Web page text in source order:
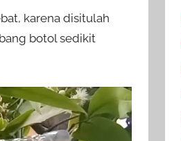
karena disitulah
botol sedikit